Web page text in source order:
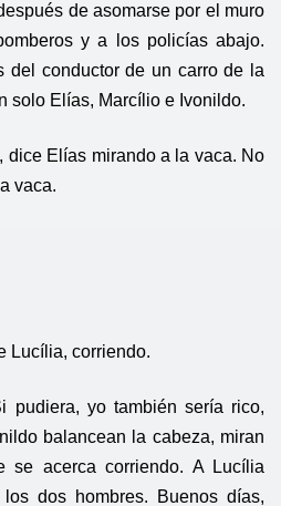
de asomarse por el muro
y a los policías abajo.
del conductor de un carro de la
solo Elías, Marcílio e Ivonildo.
dice Elías mirando a la vaca. No
vaca.
Lucília, corriendo.
pudiera, yo también sería rico,
balancean la cabeza, miran
se acerca corriendo. A Lucília
dos hombres. Buenos días,